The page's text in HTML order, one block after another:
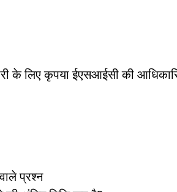
के लिए कृपया ईएसआईसी की
प्रश्न